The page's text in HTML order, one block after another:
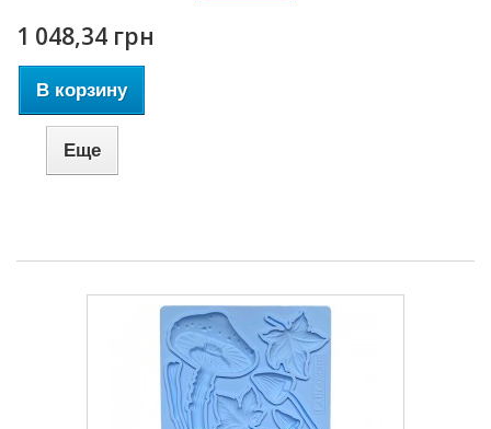
1 048,34 грн
В корзину
Еще